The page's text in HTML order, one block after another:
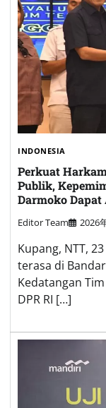
INDONESIA
Perkuat
Publik,
Darmoko
Editor Team 2026
Kupang, NTT,
terasa di
Kedatangan
DPR RI […]